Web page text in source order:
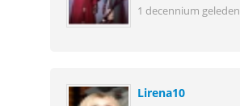
1 decennium geleden
Lirena10